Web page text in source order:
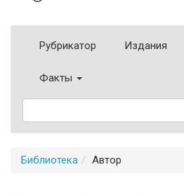
Рубрикатор Издания
Факты
Библиотека Автор